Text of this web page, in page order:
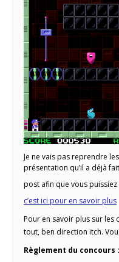
Je ne vais pas reprendre
présentation qu’il a déjà
post afin que vous
c’est ici pour en savoir plus
Pour en savoir plus sur
tout, ben direction itch.
Règlement du concours :